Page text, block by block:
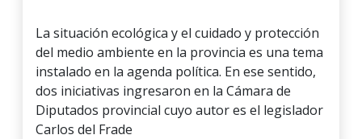
La situación ecológica y el cuidado y protección
del medio ambiente en la provincia es una tema
instalado en la agenda política. En ese sentido,
dos iniciativas ingresaron en la Cámara de
Diputados provincial cuyo autor es el legislador
Carlos del Frade